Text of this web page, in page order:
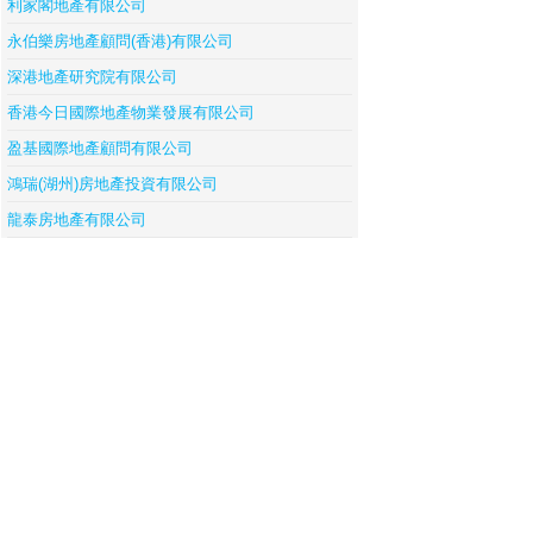
利家閣地產有限公司
永伯樂房地產顧問(香港)有限公司
深港地產研究院有限公司
香港今日國際地產物業發展有限公司
盈基國際地產顧問有限公司
鴻瑞(湖州)房地產投資有限公司
龍泰房地產有限公司